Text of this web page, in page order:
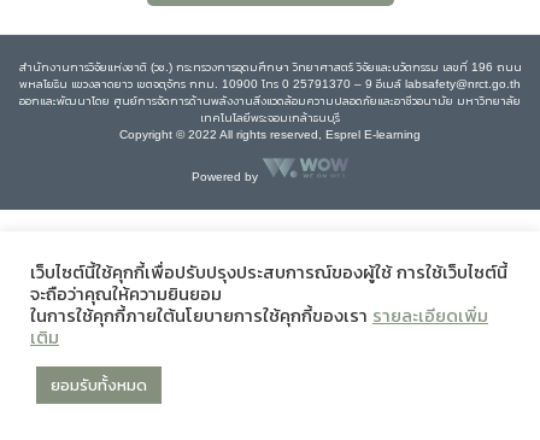
สำนักงานการวิจัยแห่งชาติ (วช.) กระทรวงการอุดมศึกษา วิทยาศาสตร์ วิจัยและนวัตกรรม เลขที่ 196 ถนน
พหลโยธิน แขวงลาดยาว เขตจตุจักร กทม. 10900 โทร 0 25791370 – 9 อีเมล์ labsafety@nrct.go.th
ออกและพัฒนาโดย ศูนย์การจัดการด้านพลังงานสิ่งแวดล้อมความปลอดภัยและอาชีวอนามัย มหาวิทยาลัย
เทคโนโลยีพระจอมเกล้าธนบุรี
Copyright © 2022 All rights reserved, Esprel E-learning
Powered by
เว็บไซต์นี้ใช้คุกกี้เพื่อปรับปรุงประสบการณ์ของผู้ใช้ การใช้เว็บไซต์นี้
จะถือว่าคุณให้ความยินยอม
ในการใช้คุกกี้ภายใต้นโยบายการใช้คุกกี้ของเรา รายละเอียดเพิ่ม
เติม
ยอมรับทั้งหมด